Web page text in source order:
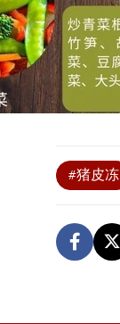
#猪皮冻